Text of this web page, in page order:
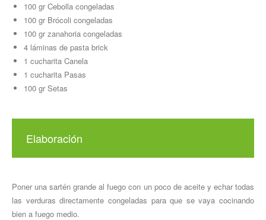
100 gr Cebolla congeladas
100 gr Brócoli congeladas
100 gr zanahoria congeladas
4 láminas de pasta brick
1 cucharita Canela
1 cucharita Pasas
100 gr Setas
Elaboración
Poner una sartén grande al fuego con un poco de aceite y echar todas
las verduras directamente congeladas para que se vaya cocinando
bien a fuego medio.